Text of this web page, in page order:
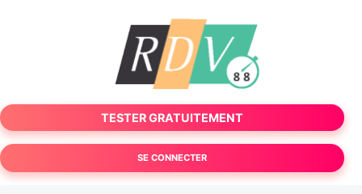
TESTER GRATUITEMENT
SE CONNECTER